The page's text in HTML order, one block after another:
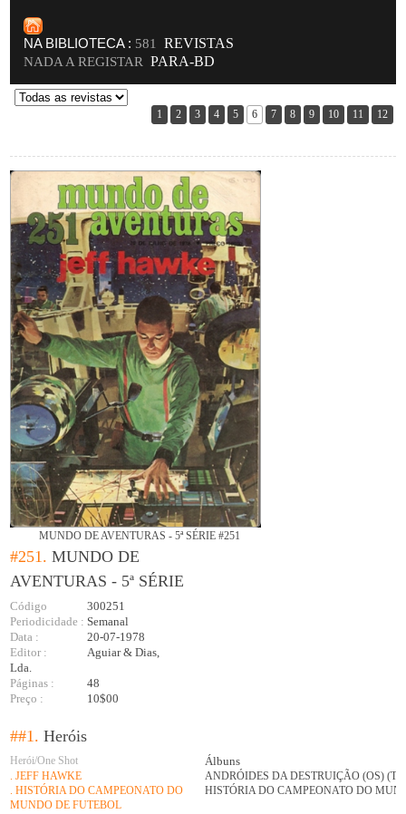
NA BIBLIOTECA : 581 REVISTAS
NADA A REGISTAR PARA-BD
1 2 3 4 5 6 7 8 9 10 11 12
MUNDO DE AVENTURAS - 5ª SÉRIE #251
#251.MUNDO DE
AVENTURAS - 5ª SÉRIE
Código
300251
Periodicidade : Semanal
Data :
20-07-1978
Editor :
Aguiar & Dias,
Lda.
Páginas :
48
Preço :
10$00
##1.Heróis
Herói/One Shot Álbuns
. JEFF HAWKE
ANDRÓIDES DA DESTRUIÇÃO (OS)
. HISTÓRIA DO CAMPEONATO DO
MUNDO DE FUTEBOL
HISTÓRIA DO CAMPEONATO DO